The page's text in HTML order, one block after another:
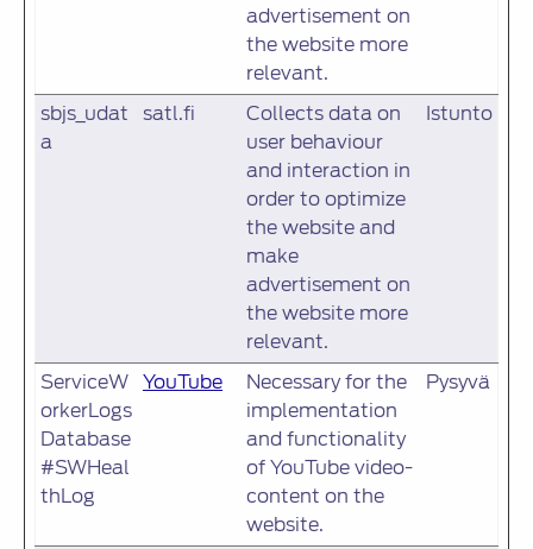
advertisement on
the website more
relevant.
sbjs_udat
a
satl.fi
Collects data on
user behaviour
and interaction in
order to optimize
the website and
make
advertisement on
the website more
relevant.
Istunto
ServiceW
orkerLogs
Database
#SWHeal
thLog
YouTube
Necessary for the
implementation
and functionality
of YouTube video-
content on the
website.
Pysyvä